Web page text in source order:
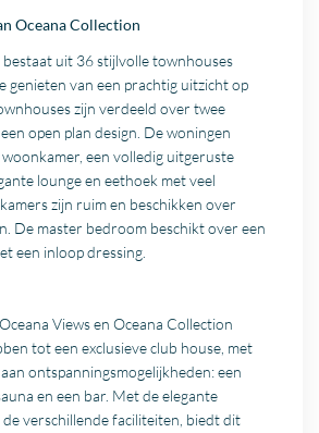
Oceana Collection
uit 36 stijlvolle townhouses
genieten van een prachtig uitzicht op
zijn verdeeld over twee
open plan design. De woningen
een volledig uitgeruste
lounge en eethoek met veel
zijn ruim en beschikken over
De master bedroom beschikt over een
een inloop dressing.
Views en Oceana Collection
tot een exclusieve club house, met
ontspanningsmogelijkheden: een
en een bar. Met de elegante
verschillende faciliteiten, biedt dit